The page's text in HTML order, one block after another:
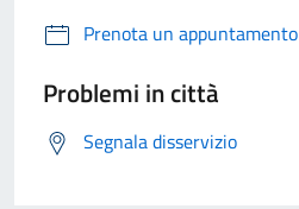
Prenota un appuntamento
Problemi in città
Segnala disservizio